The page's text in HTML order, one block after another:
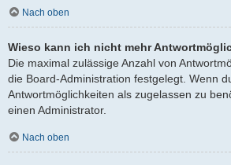
Nach oben
Wieso kann ich nicht mehr
Die maximal zulässige Anzahl von
die Board-Administration festgelegt. Wenn
Antwortmöglichkeiten als zugelassen zu
einen Administrator.
Nach oben